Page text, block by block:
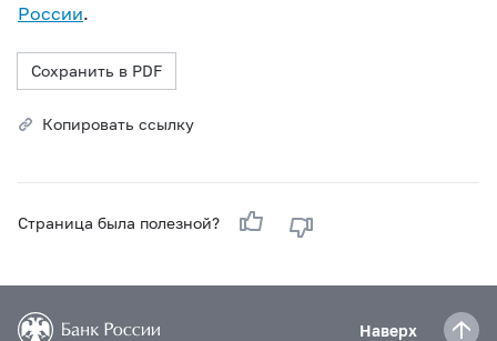
России.
Сохранить в PDF
Копировать ссылку
Страница была полезной?
Наверх